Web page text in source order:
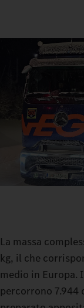
La massa
kg, il che
medio in Europa.
percorrono